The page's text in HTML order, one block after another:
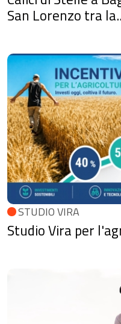
San Lorenzo tra
STUDIO VIRA
Studio Vira per